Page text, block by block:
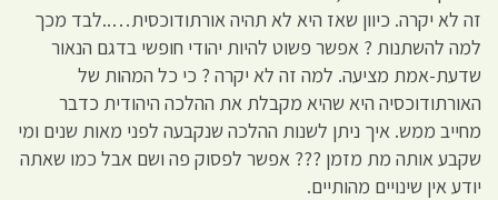
זה לא יקרה. כיוון שאז היא לא תהיה אורתודוכסית…..לבד מכך
למה להשתנות ? אפשר פשוט להיות יהודי חופשי בדגם הנאור
שדעת-אמת מציעה. למה זה לא יקרה ? כי כל המהות של
האורתודוכסיה היא שהיא מקבלת את ההלכה היהודית כדבר
מחייב ממש. איך ניתן לשנות ההלכה שנקבעה לפני מאות שנים ומי
שקבע אותה מת מזמן ??? אפשר לפסוק פה ושם אבל כמו שאתה
יודע אין שינויים מהותיים.